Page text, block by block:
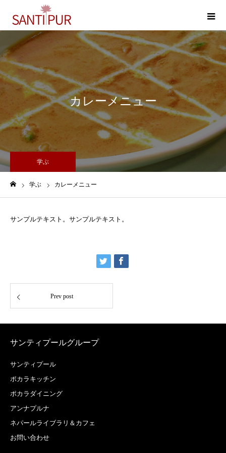
カレーメニュー
学ぶ
学ぶ カレーメニュー
サンプルテキスト。サンプルテキスト。
Prev post
サンティプールグループ
サンティプール
ポカラキッチン
ポカラダイニング
アンナプルナ
ネパールライブラリ＆カフェ
お問い合わせ